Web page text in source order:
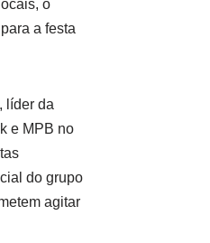
o
a festa
líder da
e MPB no
do grupo
agitar